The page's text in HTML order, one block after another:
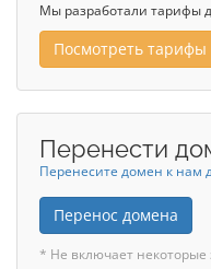
Мы разработали тарифы
Посмотреть тарифы
Перенести
Перенесите домен к нам
Перенос домена
* Не включает